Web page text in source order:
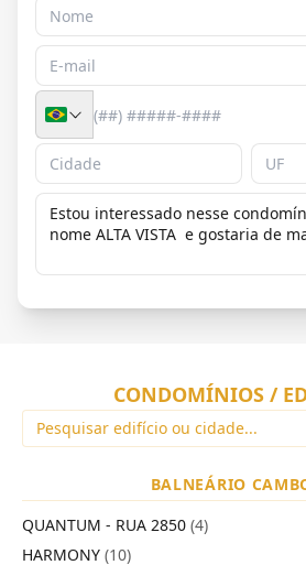
CONDOMÍNIOS /
BALNEÁRIO
QUANTUM - RUA 2850 (4)
HARMONY (10)